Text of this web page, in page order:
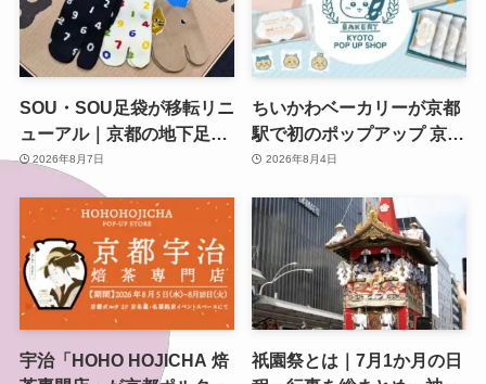
SOU・SOU足袋が移転リニ
ューアル｜京都の地下足袋
専門店を取材、人気商品や
京都土産も紹介
2026年8月7日
ちいかわベーカリーが京都
駅で初のポップアップ 京都
限定「ふわふわおたべキャ
2026年8月4日
宇治「HOHO HOJICHA 焙
祇園祭とは｜7月1か月の日